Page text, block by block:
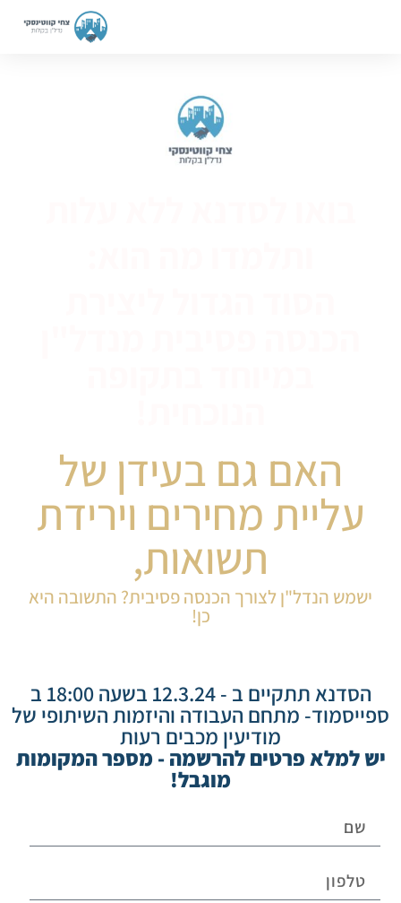
האם גם בעידן של
עליית מחירים וירידת
תשואות,
ישמש הנדל"ן לצורך הכנסה פסיבית? התשובה היא
כן!
הסדנא תתקיים ב - 12.3.24 בשעה 18:00 ב
ספייסמוד- מתחם העבודה והיזמות השיתופי של
מודיעין מכבים רעות
יש למלא פרטים להרשמה - מספר המקומות
מוגבל!